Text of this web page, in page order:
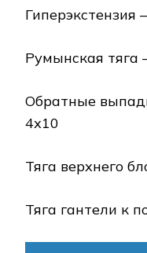
Гиперэкстензия
Румынская тяга
Обратные
4х10
Тяга верхнего
Тяга гантели к